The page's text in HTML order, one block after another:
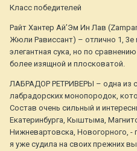
Класс победителей
Райт Хантер Ай’Эм Ин Лав
Жюли Рависсант) – отлично 1,
элегантная сука, но по
более изящной и плосковатой.
ЛАБРАДОР РЕТРИВЕРЫ – одна из
лабрадорских монопородок,
Состав очень сильный и
Екатеринбурга, Кыштыма,
Нижневартовска, Новогорного, -
я уже судила на своих прежних